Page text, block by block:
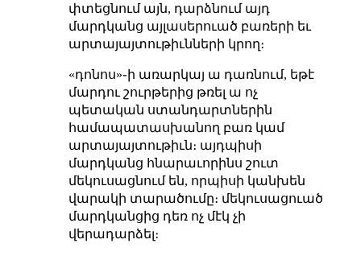
փտեցնում այն, դարձնում այդ
մարդկանց այլասերուած բառերի եւ
արտայայտութիւնների կրող։
«դոնոս»֊ի առարկայ ա դառնում, եթէ
մարդու շուրթերից թռել ա ոչ
պետական ստանդարտներին
համապատասխանող բառ կամ
արտայայտութիւն։ այդպիսի
մարդկանց հնարաւորինս շուտ
մեկուսացնում են, որպիսի կանխեն
վարակի տարածումը։ մեկուսացուած
մարդկանցից դեռ ոչ մէկ չի
վերադարձել։